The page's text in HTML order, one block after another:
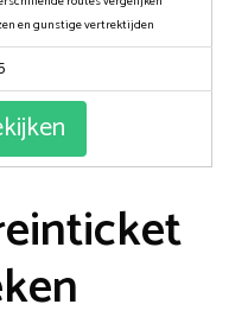
en gunstige vertrektijden